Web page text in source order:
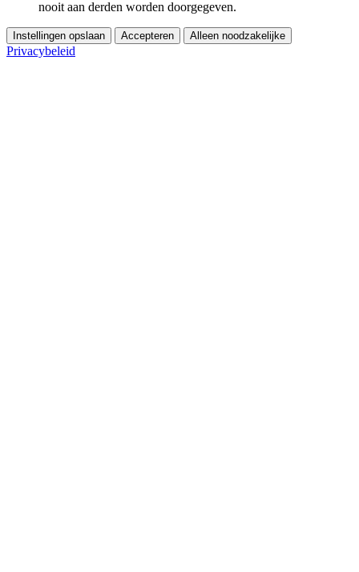
nooit aan derden worden doorgegeven.
Instellingen opslaan Accepteren Alleen noodzakelijke
Privacybeleid